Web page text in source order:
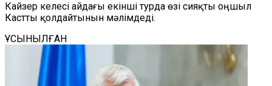
Кайзер келесі айдағы екінші турда өзі сияқты оңшыл
Кастты қолдайтынын мәлімдеді.
ҰСЫНЫЛҒАН